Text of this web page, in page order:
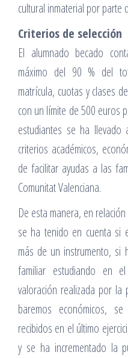
cultural inmaterial por parte
Criterios de selección
El alumnado becado
máximo del 90 % del
matrícula, cuotas y clases
con un límite de 500 euros
estudiantes se ha
criterios académicos,
de facilitar ayudas a las
Comunitat Valenciana.
De esta manera, en
se ha tenido en cuenta si
más de un instrumento, si
familiar estudiando en
valoración realizada por
baremos económicos,
recibidos en el último
y se ha incrementado la